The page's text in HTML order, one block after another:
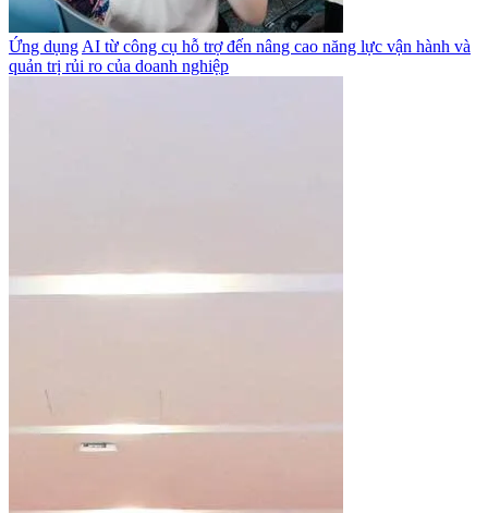
Ứng dụng AI từ công cụ hỗ trợ đến nâng cao năng lực vận hành và
quản trị rủi ro của doanh nghiệp